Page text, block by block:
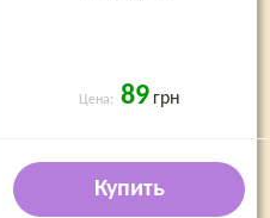
Цена: 89 грн
Купить